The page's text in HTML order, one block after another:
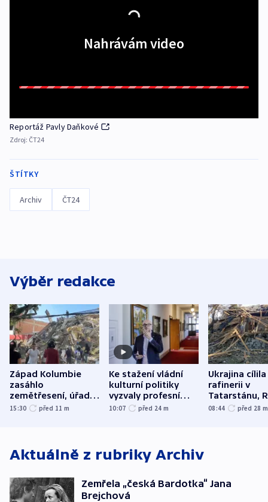
Nahrávám video
Reportáž Pavly Daňkové
Zdroj: ČT24
ŠTÍTKY
Archiv ČT24
Výběr redakce
Západ Kolumbie
zasáhlo
zemětřesení, úřady
hlásí přes sto obětí
15:30 před 11 m
Ke stažení vládní
kulturní politiky
vyzvaly profesní
organizace, spolky i
10:07 před 24 m
Ukrajina cílila
rafinerii v
Tatarstánu,
útočilo na
08:44 před 28 m
Aktuálně z rubriky Archiv
Zemřela „česká Bardotka“ Jana
Brejchová